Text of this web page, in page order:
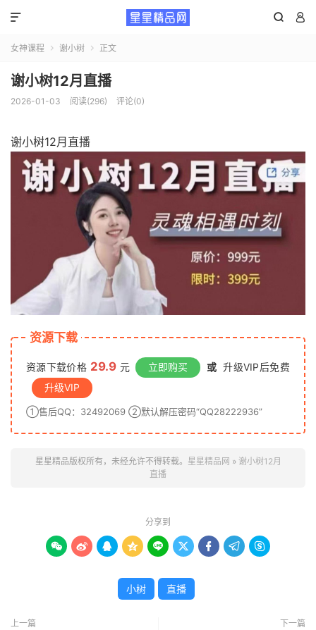
 

女神课程  谢小树  正文
谢小树12月直播
2026-01-03 阅读(296) 评论(0)
谢小树12月直播
资源下载
资源下载价格 29.9 元 立即购买 或 升级VIP后免费
升级VIP
①售后QQ：32492069 ②默认解压密码“QQ28222936”
星星精品版权所有，未经允许不得转载。 星星精品网 » 谢小树12月
直播
分享到
        
小树 直播
上一篇 下一篇